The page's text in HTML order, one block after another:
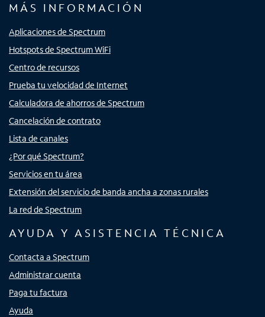
MÁS INFORMACIÓN
Aplicaciones de Spectrum
Hotspots de Spectrum WiFi
Centro de recursos
Prueba tu velocidad de Internet
Calculadora de ahorros de Spectrum
Cancelación de contrato
Lista de canales
¿Por qué Spectrum?
Servicios en tu área
Extensión del servicio de banda ancha a zonas rurales
La red de Spectrum
AYUDA Y ASISTENCIA TÉCNICA
Contacta a Spectrum
Administrar cuenta
Paga tu factura
Ayuda